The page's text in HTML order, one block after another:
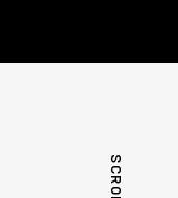
SCROLL